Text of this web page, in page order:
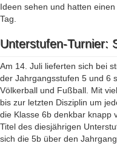
Ideen sehen und hatten
Tag.
Unterstufen-Turnier:
Am 14. Juli lieferten sich bei
der Jahrgangsstufen 5 und 6
Völkerball und Fußball. Mit
bis zur letzten Disziplin um
die Klasse 6b denkbar knapp
Titel des diesjährigen
sich die 5b über den